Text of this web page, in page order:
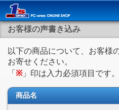
お客様の声書き込み
以下の商品について、お客様
お寄せください。
「 ※」印は入力必須項目です。
商品名